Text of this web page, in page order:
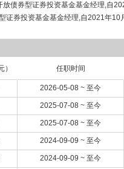
放债券型证券投资基金基金经理,自
证券投资基金基金经理,自2021年10
日至2024年11月28日担任华富天
恒稳纯债债券型证券投资基金基金
金基金经理,自2022年7月18日起任
经理,自2023年9月12日起任华富富惠
年9月9日起担任华富吉富30天滚
9日起担任华富吉丰60天滚动持有
华富祥康12个月持有期债券型证券
开放债券型发起式证券投资基金基
） 任职时间
2026-05-08 ~ 至今
2025-07-08 ~ 至今
2025-07-08 ~ 至今
2024-09-09 ~ 至今
2024-09-09 ~ 至今